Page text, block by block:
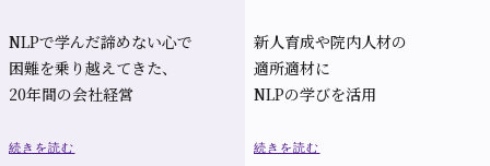
NLPで学んだ諦めない心で
困難を乗り越えてきた、
20年間の会社経営
続きを読む
新人育成や院内人材の
適所適材に
NLPの学びを活用
続きを読む